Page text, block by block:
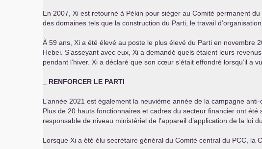
En 2007, Xi est retourné à Pékin pour siéger au Comité permanent
des domaines tels que la construction du Parti, le travail
À 59 ans, Xi a été élevé au poste le plus élevé du Parti en novembre
Hebei. S’asseyant avec eux, Xi a demandé quels étaient leurs
pendant l’hiver. Xi a déclaré que son cœur s’était effondré lorsqu’il a
RENFORCER LE PARTI
L’année 2021 est également la neuvième année de la campagne
Plus de 20 hauts fonctionnaires et cadres du secteur financier ont
responsable de niveau ministériel de l’appareil d’application de la loi
Lorsque Xi a été élu secrétaire général du Comité central du PCC , la